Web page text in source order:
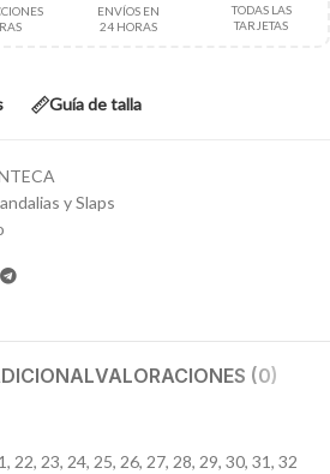
ENVÍOS EN
24 HORAS
TODAS LAS
TARJETAS
Guía de talla
y Slaps
VALORACIONES (0)
, 22, 23, 24, 25, 26, 27, 28, 29, 30, 31, 32